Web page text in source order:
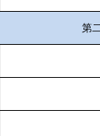
第